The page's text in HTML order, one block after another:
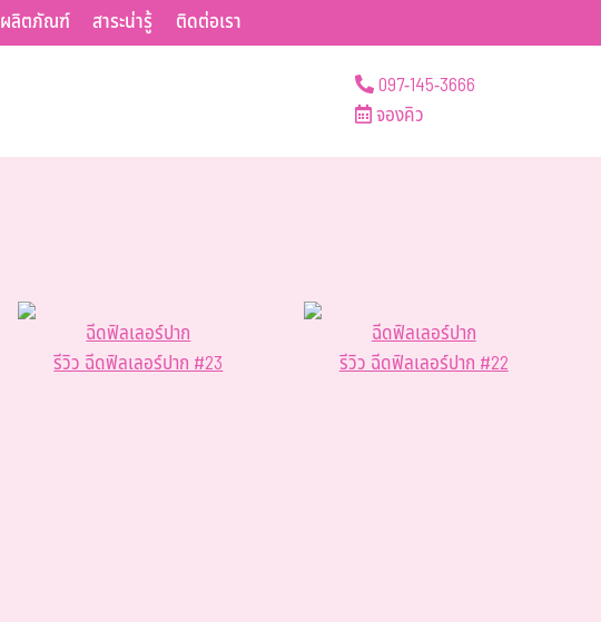
ผลิตภัณฑ์ สาระน่ารู้ ติดต่อเรา
097-145-3666
จองคิว
ฉีดฟิลเลอร์ปาก
รีวิว ฉีดฟิลเลอร์ปาก #23
ฉีดฟิลเลอร์ปาก
รีวิว ฉีดฟิลเลอร์ปาก #22